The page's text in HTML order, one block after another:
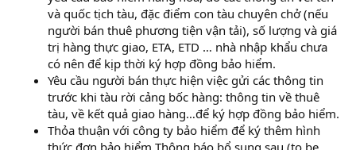
và quốc tịch tàu, đặc điểm con tàu chuyên chở (nếu
người bán thuê phương tiện vận tải), số lượng và giá
trị hàng thực giao, ETA, ETD … nhà nhập khẩu chưa
có nên để kịp thời ký hợp đồng bảo hiểm.
Yêu cầu người bán thực hiện việc gửi các thông tin
trước khi tàu rời cảng bốc hàng: thông tin về thuê
tàu, về kết quả giao hàng…để ký hợp đồng bảo hiểm.
Thỏa thuận với công ty bảo hiểm để ký thêm hình
thức đơn bảo hiểm Thông báo bổ sung sau (to be